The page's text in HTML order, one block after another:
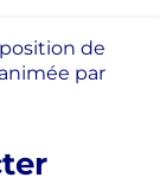
de
par